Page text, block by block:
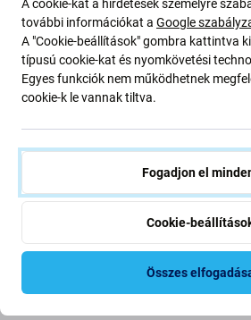
Alkatrészek minősége
Az Aftermarket PROcímkével
harmadik felek gyártják, nem
gyártója. Ezeket az akkumulátorokat
megfeleljenek az eredetivel
követelményeknek, és ritka
eltéréseket mutathatnak
vagy megjelenésükben. Kiváló
Kompatibilis a következő
NR18650 M26-4S2P, SUN-INTE-181,
A cookie-kat a hirdetések személyre
további információkat a Google
A "Cookie-beállítások" gombra kattintva
típusú cookie-kat és nyomkövetési
Egyes funkciók nem működhetnek
cookie-k le vannak tiltva.
Fogadjon el
Cookie-
Összes